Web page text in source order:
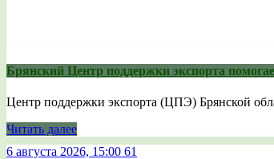
Брянский Центр поддержки экспорта
Центр поддержки экспорта (ЦПЭ) Брянской
Читать далее
6 августа 2026, 15:00 61